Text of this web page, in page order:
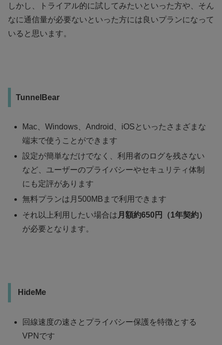
しかし、トライアル的に試してみたいといった方や、そん
なに通信量が必要ないといった方には良いプランになって
いると思います。
TunnelBear
Mac、Windows、Android、iOSといったさまざまな
端末で使うことができます
設定が簡単なだけでなく、利用者のログを残さない
など、ユーザーのプライバシーやセキュリティ体制
にも定評があります
無料プランは月500MBまで利用できます
それ以上利用したい場合は 月額約650円（1年契約）
が必要となります。
HideMe
回線速度の速さとプライバシー保護を特徴とする
VPN です